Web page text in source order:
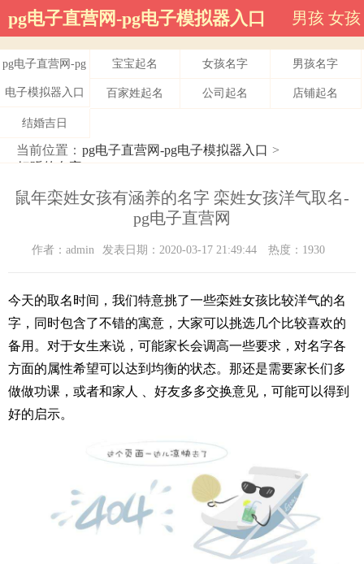
pg电子直营网-pg电子模拟器入口 男孩 女孩
pg电子直营网-pg
电子模拟器入口
宝宝起名 女孩名字 男孩名字
百家姓起名 公司起名 店铺起名
结婚吉日
当前位置： pg电子直营网-pg电子模拟器入口 >
好听的名字
鼠年栾姓女孩有涵养的名字 栾姓女孩洋气取名-
pg电子直营网
作者：admin 发表日期：2020-03-17 21:49:44 热度：1930
今天的取名时间，我们特意挑了一些栾姓女孩比较洋气的名
字，同时包含了不错的寓意，大家可以挑选几个比较喜欢的
备用。对于女生来说，可能家长会调高一些要求，对名字各
方面的属性希望可以达到均衡的状态。那还是需要家长们多
做做功课，或者和家人 、好友多多交换意见，可能可以得到
好的启示。